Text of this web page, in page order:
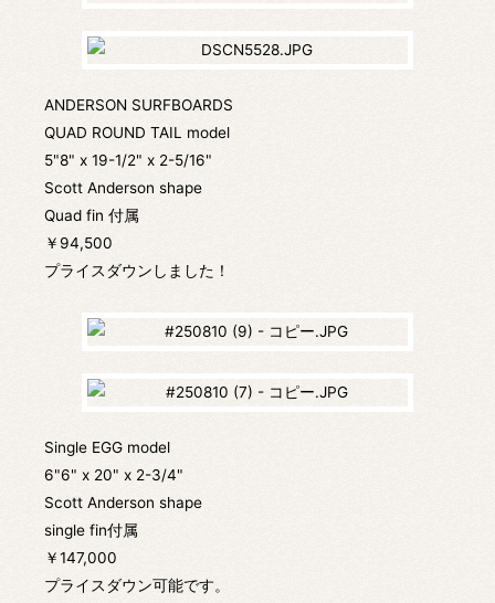
ANDERSON SURFBOARDS
QUAD ROUND TAIL model
5"8" x 19-1/2" x 2-5/16"
Scott Anderson shape
Quad fin 付属
￥94,500
プライスダウンしました！
Single EGG model
6"6" x 20" x 2-3/4"
Scott Anderson shape
single fin付属
￥147,000
プライスダウン可能です。